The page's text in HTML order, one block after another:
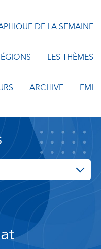
DE LA SEMAINE
LES THÈMES
ARCHIVE FMI